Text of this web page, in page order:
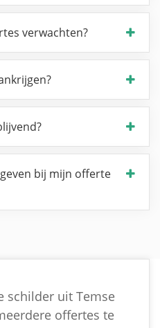
verwachten?
bij mijn offerte
schilder uit Temse
offertes te